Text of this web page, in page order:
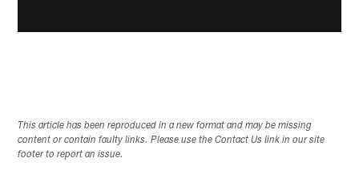
This article has been reproduced in a new format and may be missing
content or contain faulty links. Please use the Contact Us link in our site
footer to report an issue.